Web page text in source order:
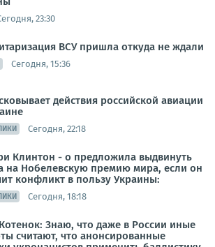
23:30
ВСУ пришла откуда не ждали
Сегодня, 15:36
действия российской авиации
Сегодня, 22:18
Клинтон - о предложила выдвинуть
на Нобелевскую премию мира, если он
конфликт в пользу Украины:
Сегодня, 18:18
Знаю, что даже в России иные
считают, что анонсированные